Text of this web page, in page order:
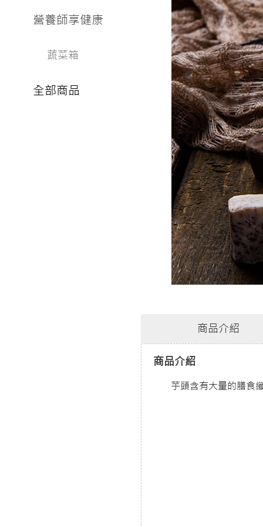
營養師享健康
蔬菜箱
全部商品
商品介紹
商品介紹
芋頭含有大量的膳食